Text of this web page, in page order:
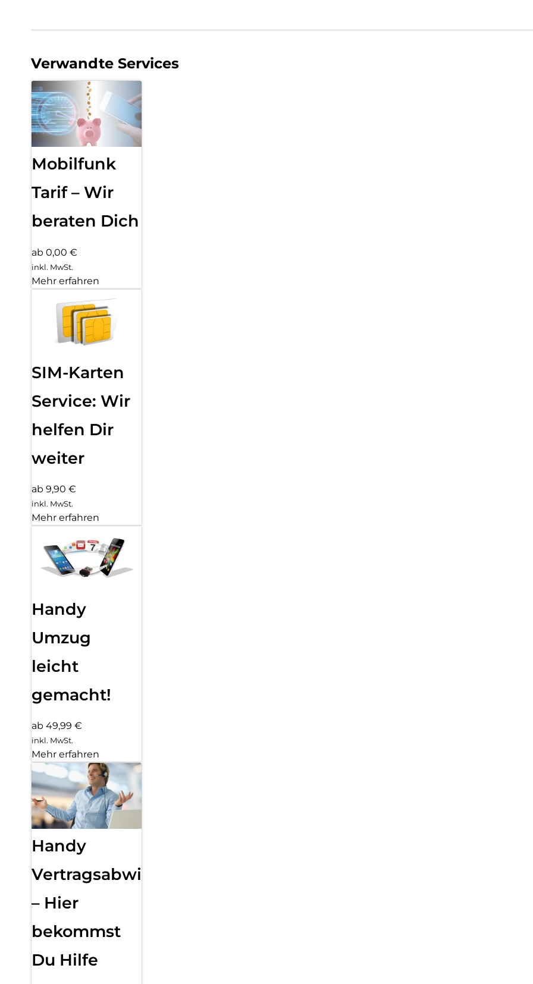
Verwandte Services
Mobilfunk
Tarif – Wir
beraten Dich
ab 0,00 €
inkl. MwSt.
Mehr erfahren
SIM-Karten
Service: Wir
helfen Dir
weiter
ab 9,90 €
inkl. MwSt.
Mehr erfahren
Handy
Umzug
leicht
gemacht!
ab 49,99 €
inkl. MwSt.
Mehr erfahren
Handy
Vertragsabwicklung
– Hier
bekommst
Du Hilfe